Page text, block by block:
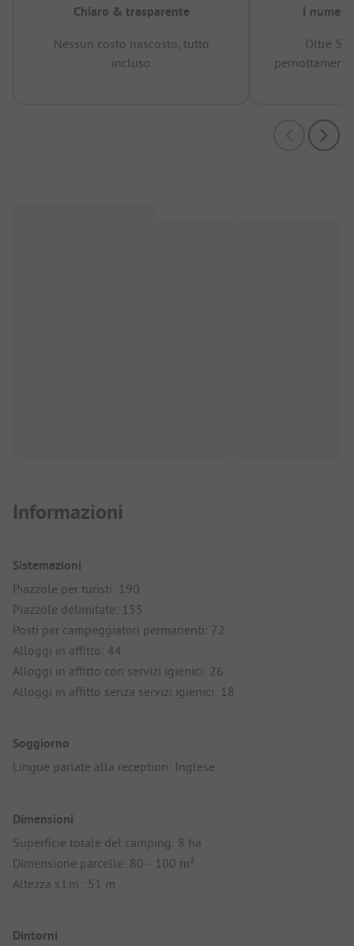
Chiaro & trasparente
Nessun costo nascosto, tutto
incluso
I numeri
Oltre
Informazioni
Sistemazioni
Piazzole per turisti: 190
Piazzole delimitate: 155
Posti per campeggiatori permanenti: 72
Alloggi in affitto: 44
Alloggi in affitto con servizi igienici: 26
Alloggi in affitto senza servizi igienici: 18
Soggiorno
Lingue parlate alla reception: Inglese
Dimensioni
Superficie totale del camping: 8 ha
Dimensione parcelle: 80 - 100 m²
Altezza s.l.m.: 51 m
Dintorni